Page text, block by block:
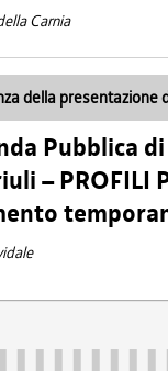
Carnia
della presentazione
Pubblica
– PROFILI